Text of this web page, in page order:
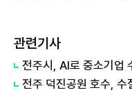
관련기사
전주시, AI로 중소기업
전주 덕진공원 호수, 수